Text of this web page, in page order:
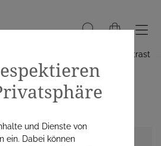
Hoher Kontrast
/ Naturheilmittel
Adler Nr. 25 D12 Tabletten (100 g)
und Dienste von
ein. Dabei können